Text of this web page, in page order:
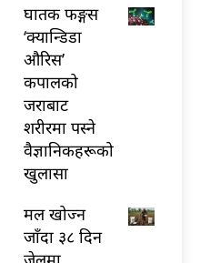
घातक फङ्गस
‘क्यान्डिडा
औरिस’
कपालको
जराबाट
शरीरमा पस्ने
वैज्ञानिकहरूको
खुलासा
मल खोज्न
जाँदा ३८ दिन